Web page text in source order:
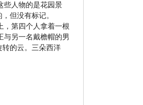
些人物的是花园景
但没有标记。
，第四个人拿着一根
与另一名戴檐帽的男
转的云。三朵西洋